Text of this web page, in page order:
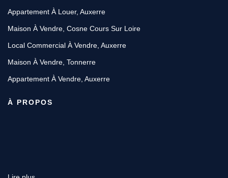
Appartement À Louer, Auxerre
Maison À Vendre, Cosne Cours Sur Loire
Local Commercial À Vendre, Auxerre
Maison À Vendre, Tonnerre
Appartement À Vendre, Auxerre
À PROPOS